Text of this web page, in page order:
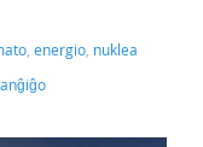
energio nuklea